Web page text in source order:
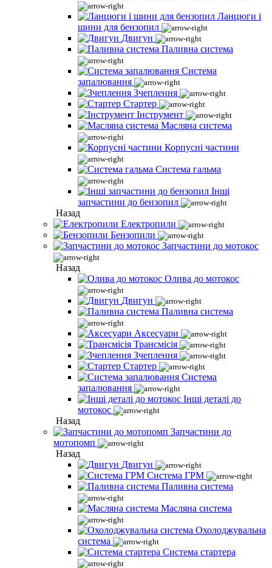
Ланцюги і
шини для бензопил
Двигун
Паливна система
Система
запалювання
Зчеплення
Стартер
Інструмент
Масляна система
Корпусні частини
Система гальма
Інші
запчастини до бензопил
Назад
Електропили
Бензопили
Запчастини до мотокос
Назад
Олива до мотокос
Двигун
Паливна система
Аксесуари
Трансмісія
Зчеплення
Стартер
Система
запалювання
Інші деталі до
мотокос
Назад
Запчастини до
мотопомп
Назад
Двигун
Система ГРМ
Паливна система
Масляна система
Охолоджувальна
система
Система стартера